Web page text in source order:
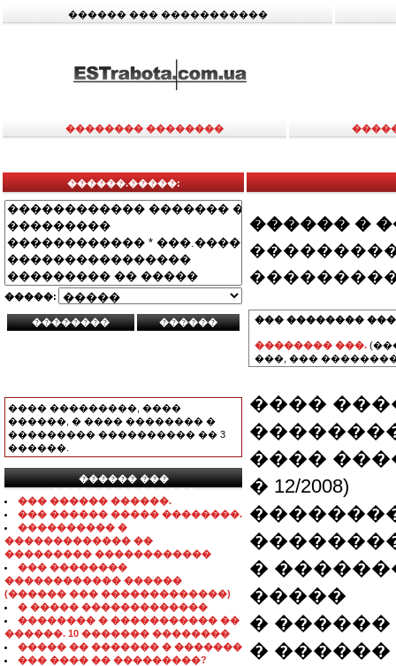
������ ��� �����������
�������� ��������
������.�����:
�����:
���� ���������, ����
������, � ���� �������� �
��������� ���������� �� 3
������.
������ ���
���������������
��� ������ ������.
��� ������ ����� ��������.
���������� �
������������� ��
��������� ������������
��� ��������
������������ ������
(������ ��� �������������)
� ����� �������������
�������� � ����������� ��
������. 10 ������� ��������
����� �� ������� � �������
��� ���� �� ���������?
������ �
��� ��������
�������� ���.
���, ���
����
����
� 12/2008)
�
�����
�
�